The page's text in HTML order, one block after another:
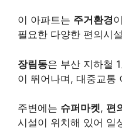
이 아파트는 주거환경
필요한 다양한 편의시
장림동은 부산 지하철
이 뛰어나며, 대중교통
주변에는 슈퍼마켓, 편
시설이 위치해 있어 일